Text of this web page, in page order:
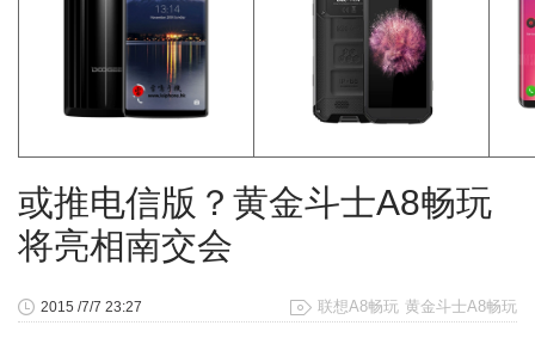
或推电信版？黄金斗士A8畅玩
将亮相南交会
联想A8畅玩 黄金斗士A8畅玩
2015 /7/7 23:27